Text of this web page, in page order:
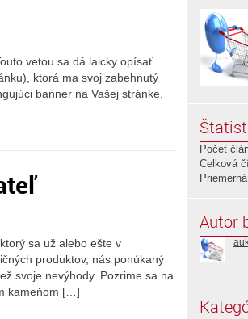
vetou sa dá laicky opísať
ktorá ma svoj zabehnutý
banner na Vašej stránke,
sa už alebo ešte v
produktov, nás ponúkaný
svoje nevýhody. Pozrime sa na
kameňom […]
Počet
Celková
Autor